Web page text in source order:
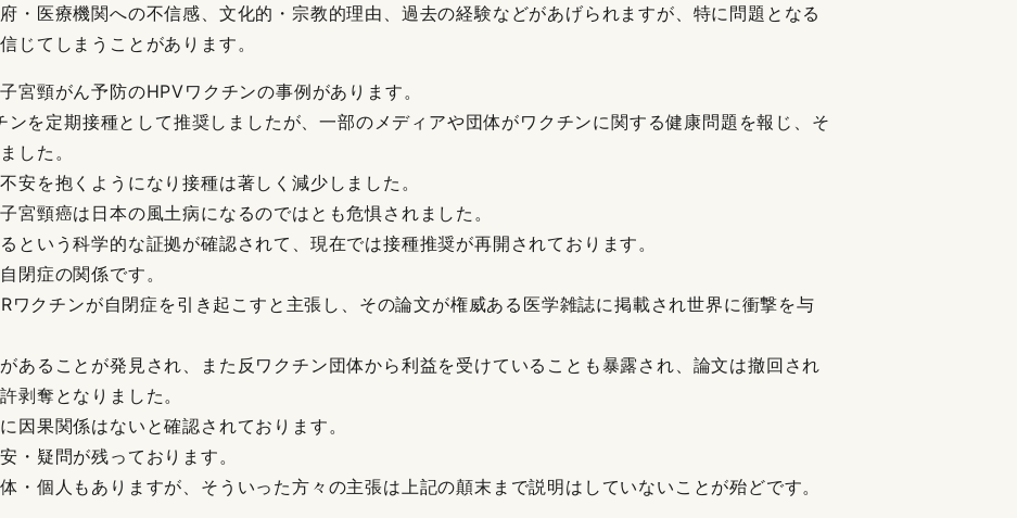
・医療機関への不信感、文化的・宗教的理由、過去の経験などがあげられますが、特に問題となる
じてしまうことがあります。
宮頸がん予防のHPVワクチンの事例があります。
を定期接種として推奨しましたが、一部のメディアや団体がワクチンに関する健康問題を報じ、そ
した。
安を抱くようになり接種は著しく減少しました。
宮頸癌は日本の風土病になるのではとも危惧されました。
という科学的な証拠が確認されて、現在では接種推奨が再開されております。
閉症の関係です。
ワクチンが自閉症を引き起こすと主張し、その論文が権威ある医学雑誌に掲載され世界に衝撃を与
あることが発見され、また反ワクチン団体から利益を受けていることも暴露され、論文は撤回され
剥奪となりました。
因果関係はないと確認されております。
・疑問が残っております。
・個人もありますが、そういった方々の主張は上記の顛末まで説明はしていないことが殆どです。